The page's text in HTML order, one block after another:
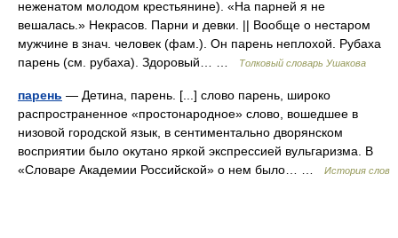
неженатом молодом крестьянине). «На парней я не
вешалась.» Некрасов. Парни и девки. || Вообще о нестаром
мужчине в знач. человек (фам.). Он парень неплохой. Рубаха
парень (см. рубаха). Здоровый… …
Толковый словарь Ушакова
парень — Детина, парень. [...] слово парень, широко
распространенное «простонародное» слово, вошедшее в
низовой городской язык, в сентиментально дворянском
восприятии было окутано яркой экспрессией вульгаризма. В
«Словаре Академии Российской» о нем было… …
История слов